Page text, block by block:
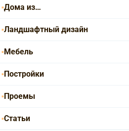
Дома из…
Ландшафтный дизайн
Мебель
Постройки
Проемы
Статьи